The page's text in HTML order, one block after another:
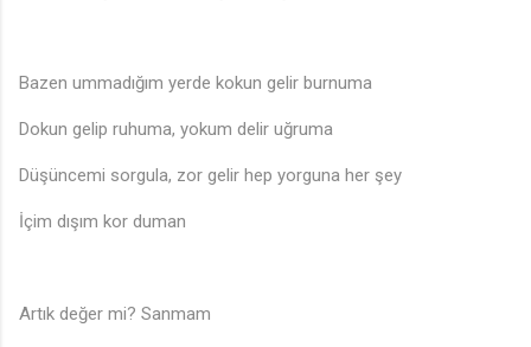
Bazen ummadığım yerde kokun gelir burnuma
Dokun gelip ruhuma, yokum delir uğruma
Düşüncemi sorgula, zor gelir hep yorguna her şey
İçim dışım kor duman
Artık değer mi? Sanmam